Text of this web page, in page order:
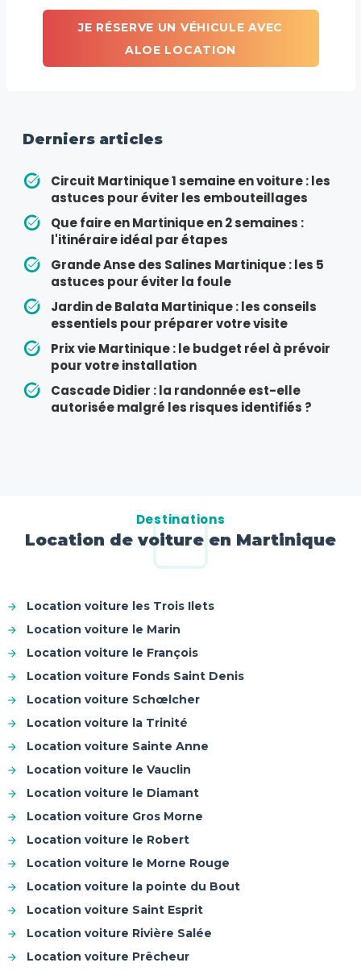
JE RÉSERVE UN VÉHICULE AVEC
ALOE LOCATION
Derniers articles
Circuit Martinique 1 semaine en voiture : les
astuces pour éviter les embouteillages
Que faire en Martinique en 2 semaines :
l'itinéraire idéal par étapes
Grande Anse des Salines Martinique : les 5
astuces pour éviter la foule
Jardin de Balata Martinique : les conseils
essentiels pour préparer votre visite
Prix vie Martinique : le budget réel à prévoir
pour votre installation
Cascade Didier : la randonnée est-elle
autorisée malgré les risques identifiés ?
Destinations
Location de voiture en Martinique
Location voiture les Trois Ilets
Location voiture le Marin
Location voiture le François
Location voiture Fonds Saint Denis
Location voiture Schœlcher
Location voiture la Trinité
Location voiture Sainte Anne
Location voiture le Vauclin
Location voiture le Diamant
Location voiture Gros Morne
Location voiture le Robert
Location voiture le Morne Rouge
Location voiture la pointe du Bout
Location voiture Saint Esprit
Location voiture Rivière Salée
Location voiture Prêcheur